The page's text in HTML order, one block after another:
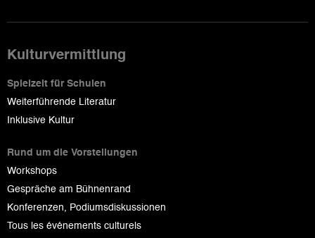
Kulturvermittlung
Spielzeit für Schulen
Weiterführende Literatur
Inklusive Kultur
Rund um die Vorstellungen
Workshops
Gespräche am Bühnenrand
Konferenzen, Podiumsdiskussionen
Tous les événements culturels